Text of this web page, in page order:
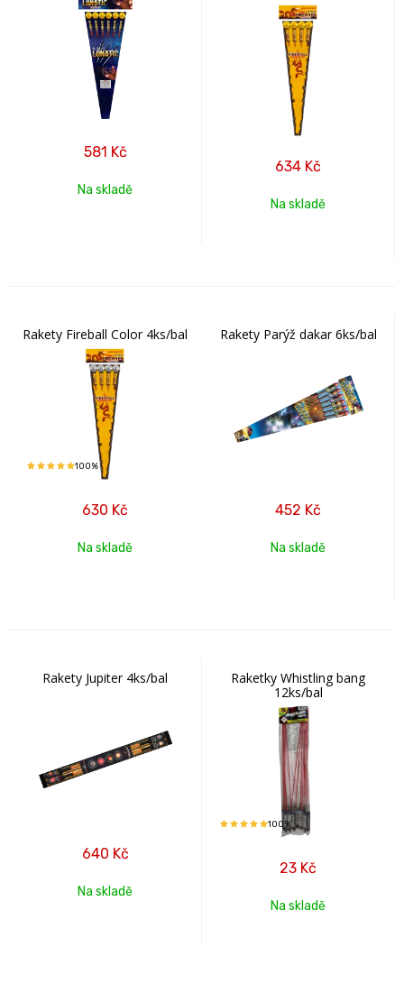
581 Kč
Na skladě
634 Kč
Na skladě
Rakety Fireball Color 4ks/bal
100%
630 Kč
Na skladě
Rakety Parýž dakar 6ks/bal
452 Kč
Na skladě
Rakety Jupiter 4ks/bal
640 Kč
Na skladě
Raketky Whistling bang
12ks/bal
100%
23 Kč
Na skladě